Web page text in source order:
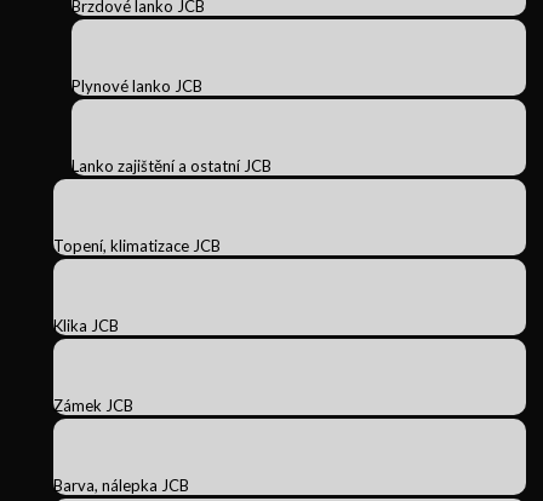
Brzdové lanko JCB
Plynové lanko JCB
Lanko zajištění a ostatní JCB
Topení, klimatizace JCB
Klika JCB
Zámek JCB
Barva, nálepka JCB